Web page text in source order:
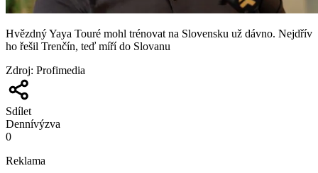
Hvězdný Yaya Touré mohl trénovat na Slovensku už dávno. Nejdřív
ho řešil Trenčín, teď míří do Slovanu
Zdroj: Profimedia
Sdílet
Dennívýzva
0
Reklama